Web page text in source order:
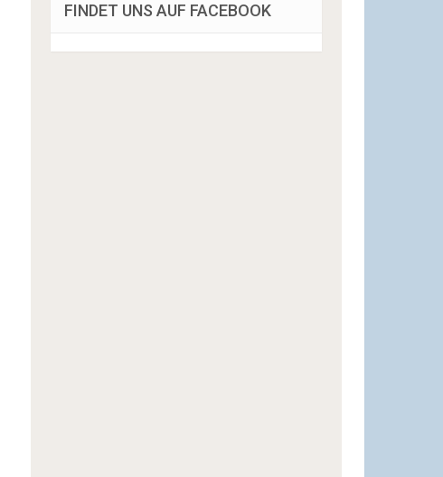
FINDET UNS AUF FACEBOOK